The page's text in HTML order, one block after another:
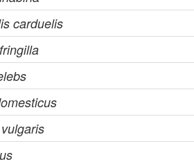
carduelis